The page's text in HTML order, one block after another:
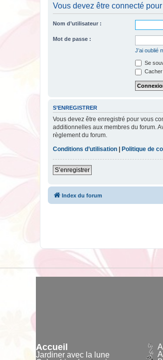
Vous devez être connecté
Nom d’utilisateur :
Mot de passe :
J’ai oublié
Se
S’ENREGISTRER
Vous devez être enregistré pour vous
additionnelles aux membres du forum.
règlement du forum.
Conditions d’utilisation
Politique de
S’enregistrer
Index du forum
Accueil
Jardiner avec la lune